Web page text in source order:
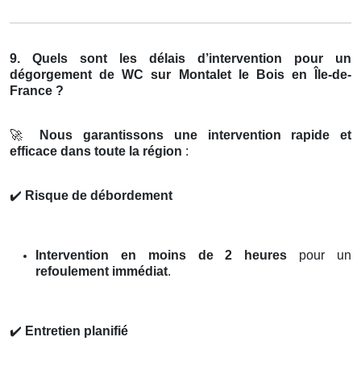
9. Quels sont les délais d’intervention pour un
dégorgement de WC sur Montalet le Bois en Île-de-
France ?
🚀
Nous garantissons une intervention rapide et
efficace dans toute la région :
✔️ Risque de débordement
Intervention en moins de 2 heures pour un
refoulement immédiat.
✔️ Entretien planifié